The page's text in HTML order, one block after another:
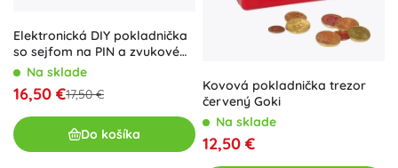
Elektronická DIY pokladnička
so sejfom na PIN a zvukové
efekty
Na sklade
16,50 €17,50 €
Do košíka
Kovová pokladnička trezor
červený Goki
Na sklade
12,50 €